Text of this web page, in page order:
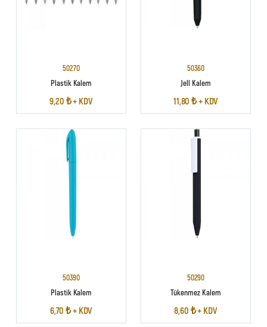
50270
Plastik Kalem
9,20 ₺ + KDV
50360
Jell Kalem
11,80 ₺ + KDV
50390
Plastik Kalem
6,70 ₺ + KDV
50290
Tükenmez Kalem
8,60 ₺ + KDV